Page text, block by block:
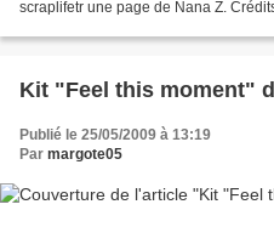
scraplifetr une page de Nana Z.
Kit "Feel this moment"
Publié le 25/05/2009 à 13:19
Par margote05